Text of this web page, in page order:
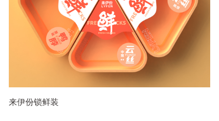
来伊份锁鲜装